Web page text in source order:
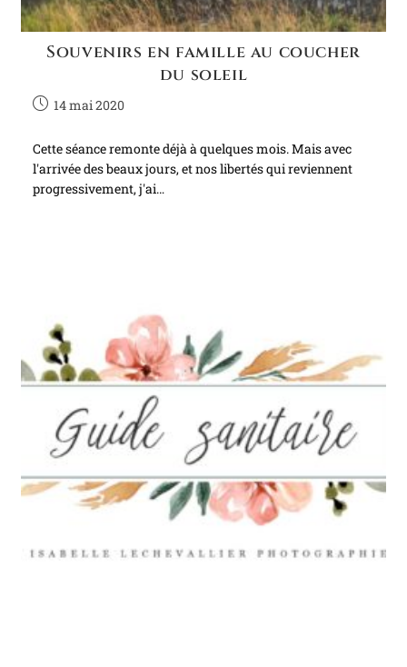
Souvenirs en famille au coucher
du soleil
14 mai 2020
Cette séance remonte déjà à quelques mois. Mais avec
l'arrivée des beaux jours, et nos libertés qui reviennent
progressivement, j'ai…